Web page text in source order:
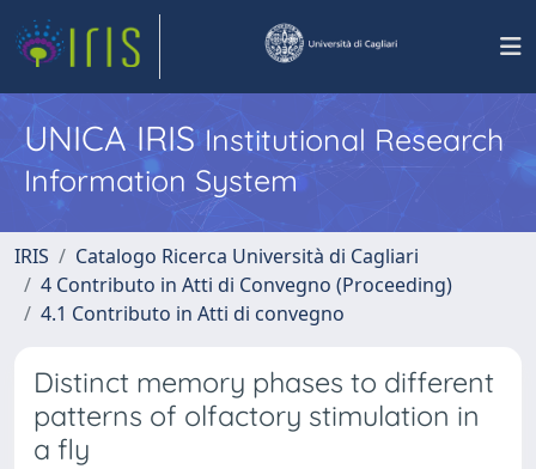
UNICA IRISInstitutional Research
Information System
IRIS
Catalogo Ricerca Università di Cagliari
4 Contributo in Atti di Convegno (Proceeding)
4.1 Contributo in Atti di convegno
Distinct memory phases to different
patterns of olfactory stimulation in
a fly